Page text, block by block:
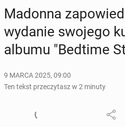
Madonna
wydanie swojego
albumu "Bedtime
9 MARCA 2025, 09:00
Ten tekst przeczytasz w 2 minuty